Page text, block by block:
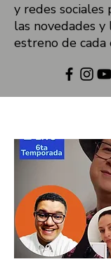
y redes
las novedades y
estreno de cada